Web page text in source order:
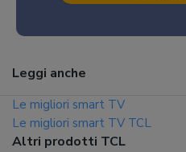
Leggi anche
Le migliori smart TV
Le migliori smart TV TCL
Altri prodotti TCL